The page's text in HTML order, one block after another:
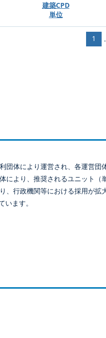
建築CPD
単位
1
体により運営され、各運営団
より、推奨されるユニット（
行政機関等における採用が拡
ます。